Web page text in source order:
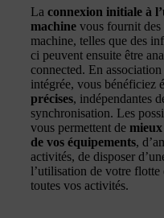
La connexion initiale à
machine vous fournit des
machine, telles que des
ci peuvent ensuite être
connected. En
intégrée, vous bénéficiez
précises, indépendantes
synchronisation. Les
vous permettent de
de vos équipements,
activités, de disposer
l’utilisation de votre flotte
toutes vos activités.